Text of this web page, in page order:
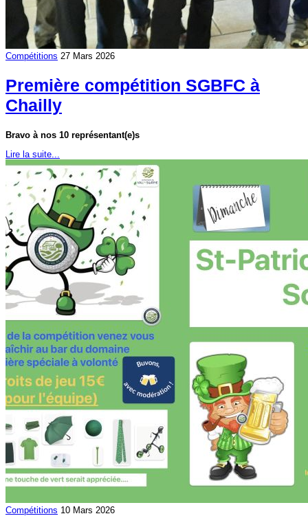
Compétitions 27 Mars 2026
Première compétition SGBFC à
Chailly
Bravo à nos 10 représentant(e)s
Lire la suite...
Compétitions 10 Mars 2026